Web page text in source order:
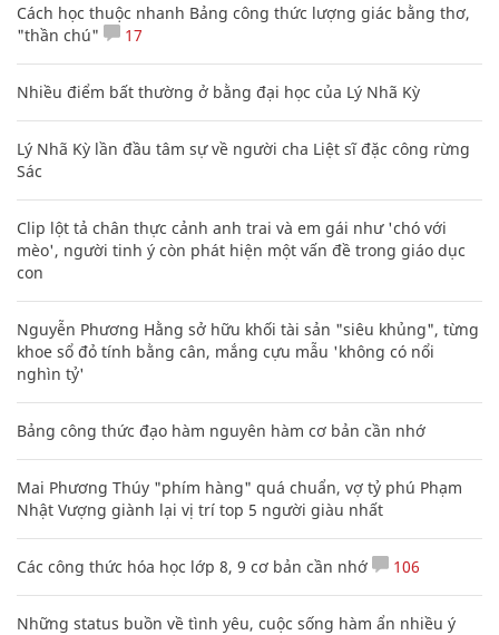
Cách học thuộc nhanh Bảng công thức lượng giác bằng thơ,
"thần chú"
17
Nhiều điểm bất thường ở bằng đại học của Lý Nhã Kỳ
Lý Nhã Kỳ lần đầu tâm sự về người cha Liệt sĩ đặc công rừng
Sác
Clip lột tả chân thực cảnh anh trai và em gái như 'chó với
mèo', người tinh ý còn phát hiện một vấn đề trong giáo dục
con
Nguyễn Phương Hằng sở hữu khối tài sản "siêu khủng", từng
khoe sổ đỏ tính bằng cân, mắng cựu mẫu 'không có nổi
nghìn tỷ'
Bảng công thức đạo hàm nguyên hàm cơ bản cần nhớ
Mai Phương Thúy "phím hàng" quá chuẩn, vợ tỷ phú Phạm
Nhật Vượng giành lại vị trí top 5 người giàu nhất
Các công thức hóa học lớp 8, 9 cơ bản cần nhớ 106
Những status buồn về tình yêu, cuộc sống hàm ẩn nhiều ý